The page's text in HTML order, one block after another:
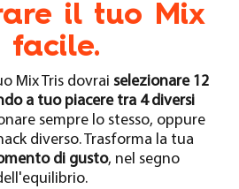
il tuo Mix
facile.
Mix Tris dovrai selezionare 12
a tuo piacere tra 4 diversi
sempre lo stesso, oppure
diverso. Trasforma la tua
di gusto, nel segno